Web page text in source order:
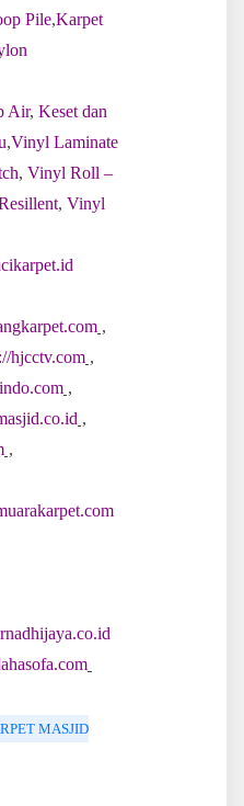
Pile,Karpet
Air, Keset dan
,Vinyl Laminate
, Vinyl Roll –
, Vinyl
,
hjcctv.com ,
,
,
,
MASJID